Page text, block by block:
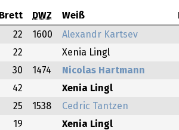
Brett DWZ Weiß
22 1600 Alexandr Kartsev
22 Xenia Lingl
30 1474 Nicolas Hartmann
42 Xenia Lingl
25 1538 Cedric Tantzen
19 Xenia Lingl